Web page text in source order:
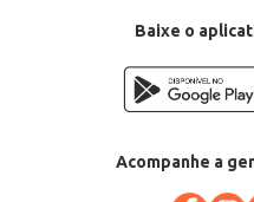
Baixe o
Acompanhe a